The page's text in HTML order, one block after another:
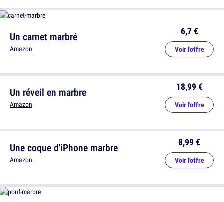
Une coque d'iPhone marbre
Amazon
8,99 €
Voir l'offre
Un carnet marbré
Amazon
6,7 €
Voir l'offre
Un réveil en marbre
Amazon
18,99 €
Voir l'offre